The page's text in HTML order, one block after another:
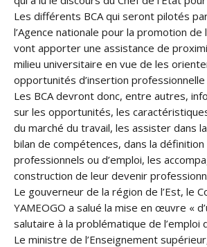
Les différents BCA qui seront pilotés
l’Agence nationale pour la promotion de
vont apporter une assistance de
milieu universitaire en vue de les
opportunités d’insertion professionnelle
Les BCA devront donc, entre autres,
sur les opportunités, les
du marché du travail, les assister dans
bilan de compétences, dans la
professionnels ou d’emploi, les
construction de leur devenir
Le gouverneur de la région de l’Est, le
YAMEOGO a salué la mise en œuvre «
salutaire à la problématique de l’emploi
Le ministre de l’Enseignement